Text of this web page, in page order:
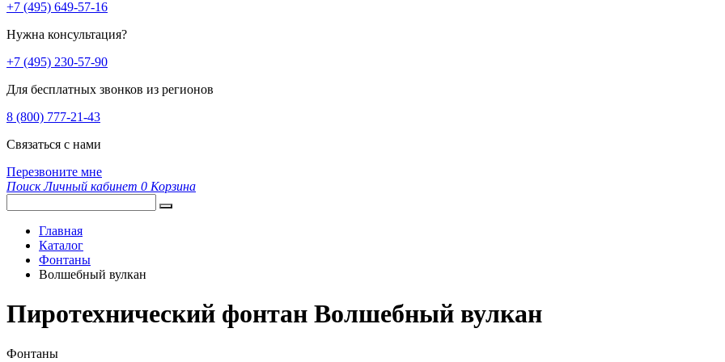
+7 (495) 649-57-16
Нужна консультация?
+7 (495) 230-57-90
Для бесплатных звонков из регионов
8 (800) 777-21-43
Связаться с нами
Перезвоните мне
Поиск Личный кабинет 0 Корзина
Главная
Каталог
Фонтаны
Волшебный вулкан
Пиротехнический фонтан Волшебный вулкан
Фонтаны